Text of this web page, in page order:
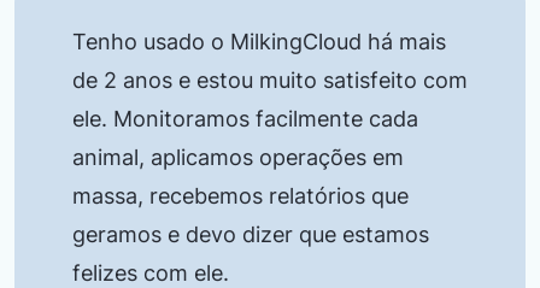
Tenho usado o MilkingCloud há mais
de 2 anos e estou muito satisfeito com
ele. Monitoramos facilmente cada
animal, aplicamos operações em
massa, recebemos relatórios que
geramos e devo dizer que estamos
felizes com ele.